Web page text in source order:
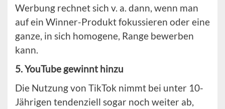
Werbung rechnet sich v. a. dann, wenn man
auf ein Winner-Produkt fokussieren oder eine
ganze, in sich homogene, Range bewerben
kann.
5. YouTube gewinnt hinzu
Die Nutzung von TikTok nimmt bei unter 10-
Jährigen tendenziell sogar noch weiter ab,